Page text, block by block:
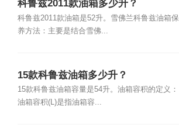
科鲁兹2011款油箱多少升？
科鲁兹2011款油箱是52升。雪佛兰科鲁兹油箱保
养方法：主要是结合雪佛...
15款科鲁兹油箱多少升？
15款科鲁兹油箱容量是54升。油箱容积的定义：
油箱容积(L)是指油箱容...